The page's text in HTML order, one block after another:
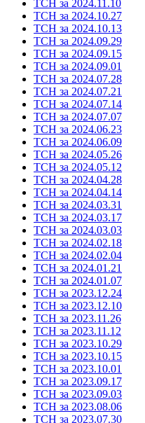
ТСН за 2024.11.10
ТСН за 2024.10.27
ТСН за 2024.10.13
ТСН за 2024.09.29
ТСН за 2024.09.15
ТСН за 2024.09.01
ТСН за 2024.07.28
ТСН за 2024.07.21
ТСН за 2024.07.14
ТСН за 2024.07.07
ТСН за 2024.06.23
ТСН за 2024.06.09
ТСН за 2024.05.26
ТСН за 2024.05.12
ТСН за 2024.04.28
ТСН за 2024.04.14
ТСН за 2024.03.31
ТСН за 2024.03.17
ТСН за 2024.03.03
ТСН за 2024.02.18
ТСН за 2024.02.04
ТСН за 2024.01.21
ТСН за 2024.01.07
ТСН за 2023.12.24
ТСН за 2023.12.10
ТСН за 2023.11.26
ТСН за 2023.11.12
ТСН за 2023.10.29
ТСН за 2023.10.15
ТСН за 2023.10.01
ТСН за 2023.09.17
ТСН за 2023.09.03
ТСН за 2023.08.06
ТСН за 2023.07.30